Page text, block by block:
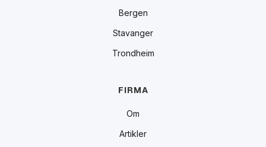
Bergen
Stavanger
Trondheim
FIRMA
Om
Artikler